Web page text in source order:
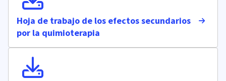
Hoja de trabajo de los efectos secundarios
por la quimioterapia